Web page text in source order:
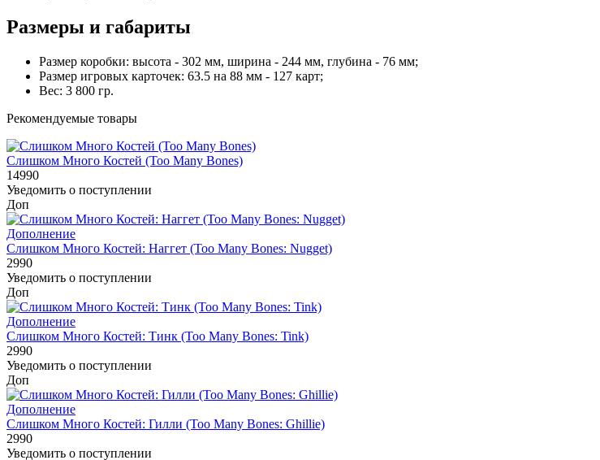
Размеры и габариты
Размер коробки: высота - 302 мм, ширина - 244 мм, глубина - 76 мм;
Размер игровых карточек: 63.5 на 88 мм - 127 карт;
Вес: 3 800 гр.
Рекомендуемые товары
Слишком Много Костей (Too Many Bones)
14990
Уведомить о поступлении
Доп
Дополнение
Слишком Много Костей: Наггет (Too Many Bones: Nugget)
2990
Уведомить о поступлении
Доп
Дополнение
Слишком Много Костей: Тинк (Too Many Bones: Tink)
2990
Уведомить о поступлении
Доп
Дополнение
Слишком Много Костей: Гилли (Too Many Bones: Ghillie)
2990
Уведомить о поступлении